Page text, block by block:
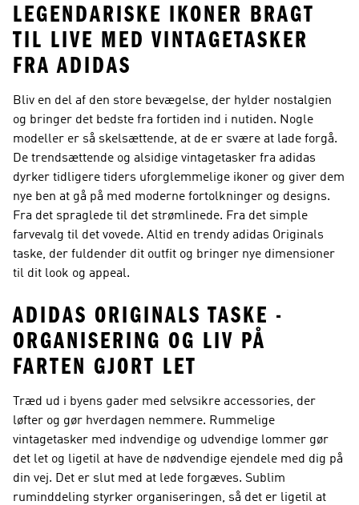
LEGENDARISKE IKONER BRAGT
TIL LIVE MED VINTAGETASKER
FRA ADIDAS
Bliv en del af den store bevægelse, der hylder nostalgien
og bringer det bedste fra fortiden ind i nutiden. Nogle
modeller er så skelsættende, at de er svære at lade forgå.
De trendsættende og alsidige vintagetasker fra adidas
dyrker tidligere tiders uforglemmelige ikoner og giver dem
nye ben at gå på med moderne fortolkninger og designs.
Fra det spraglede til det strømlinede. Fra det simple
farvevalg til det vovede. Altid en trendy adidas Originals
taske, der fuldender dit outfit og bringer nye dimensioner
til dit look og appeal.
ADIDAS ORIGINALS TASKE -
ORGANISERING OG LIV PÅ
FARTEN GJORT LET
Træd ud i byens gader med selvsikre accessories, der
løfter og gør hverdagen nemmere. Rummelige
vintagetasker med indvendige og udvendige lommer gør
det let og ligetil at have de nødvendige ejendele med dig på
din vej. Det er slut med at lede forgæves. Sublim
ruminddeling styrker organiseringen, så det er ligetil at